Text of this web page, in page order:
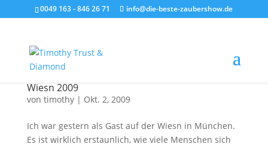
0049 163 - 846 26 71 info@die-beste-zaubershow.de
Wiesn 2009
von timothy| Okt. 2, 2009
Ich war gestern als Gast auf der Wiesn in München.
Es ist wirklich erstaunlich, wie viele Menschen sich